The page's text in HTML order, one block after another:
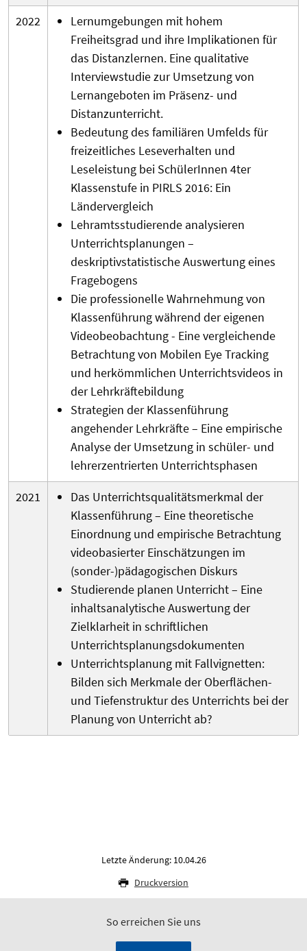
2022
Lernumgebungen mit hohem
Freiheitsgrad und ihre Implikationen für
das Distanzlernen. Eine qualitative
Interviewstudie zur Umsetzung von
Lernangeboten im Präsenz- und
Distanzunterricht.
Bedeutung des familiären Umfelds für
freizeitliches Leseverhalten und
Leseleistung bei SchülerInnen 4ter
Klassenstufe in PIRLS 2016: Ein
Ländervergleich
Lehramtsstudierende analysieren
Unterrichtsplanungen –
deskriptivstatistische Auswertung eines
Fragebogens
Die professionelle Wahrnehmung von
Klassenführung während der eigenen
Videobeobachtung - Eine vergleichende
Betrachtung von Mobilen Eye Tracking
und herkömmlichen Unterrichtsvideos in
der Lehrkräftebildung
Strategien der Klassenführung
angehender Lehrkräfte – Eine empirische
Analyse der Umsetzung in schüler- und
lehrerzentrierten Unterrichtsphasen
2021
Das Unterrichtsqualitätsmerkmal der
Klassenführung – Eine theoretische
Einordnung und empirische Betrachtung
videobasierter Einschätzungen im
(sonder-)pädagogischen Diskurs
Studierende planen Unterricht – Eine
inhaltsanalytischeAuswertung der
Zielklarheit in schriftlichen
Unterrichtsplanungsdokumenten
Unterrichtsplanung mit Fallvignetten:
Bilden sich Merkmale der Oberflächen-
und Tiefenstruktur des Unterrichts bei der
Planung von Unterricht ab?
Letzte Änderung: 10.04.26
Druckversion
So erreichen Sie uns